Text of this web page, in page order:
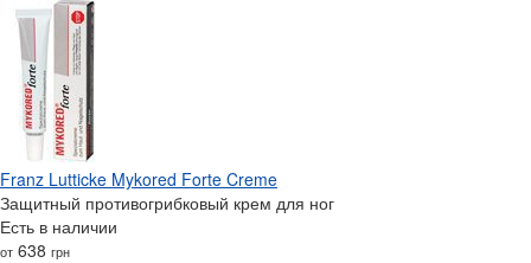
Franz Lutticke Mykored Forte Creme
Защитный противогрибковый крем для ног
Есть в наличии
от 638 грн